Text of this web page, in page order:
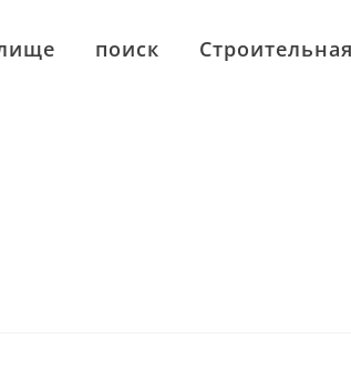
поиск